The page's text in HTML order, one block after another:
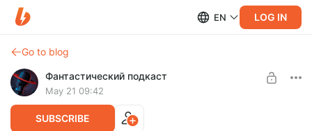
EN LOG IN
Go to blog
Фантастический подкаст
May 21 09:42
SUBSCRIBE